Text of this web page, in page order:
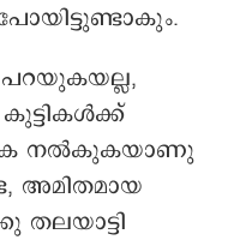
പറയുകയല്ല,
നൽകുകയാണു
അമിതമായ